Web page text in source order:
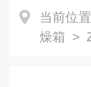
当前位置
燥箱 >